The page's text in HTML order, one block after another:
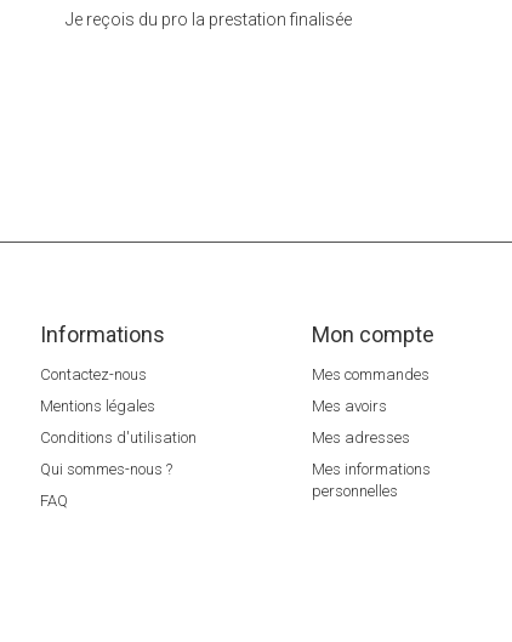
Je reçois du pro la prestation finalisée
Informations
Contactez-nous
Mentions légales
Conditions d'utilisation
Qui sommes-nous ?
FAQ
Mon compte
Mes commandes
Mes avoirs
Mes adresses
Mes informations
personnelles